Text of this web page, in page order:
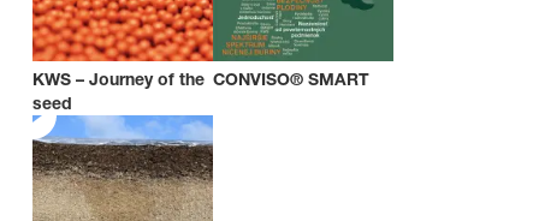
KWS – Journey of the
seed
CONVISO® SMART